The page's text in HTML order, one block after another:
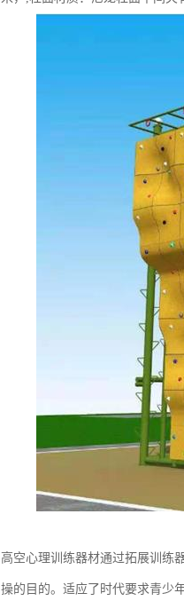
高空心理训练器材通过拓展训练
操的目的。适应了时代要求青少